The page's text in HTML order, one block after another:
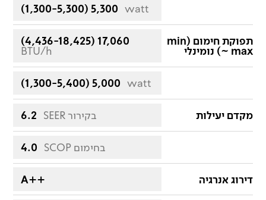
(1,300-5,300) 5,300 watt
תפוקת חימום (min
~ max) נומינלי
(4,436-18,425) 17,060
BTU/h
(1,300-5,400) 5,000 watt
מקדם יעילות 6.2 SEER בקירור
4.0 SCOP בחימום
דירוג אנרגיה A++